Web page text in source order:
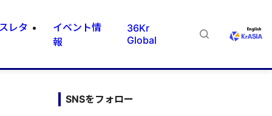
レタ
イベント情
報
36Kr
Global
SNSをフォロー